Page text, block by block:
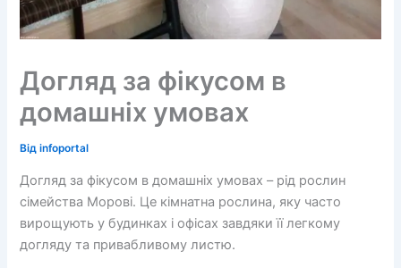
Догляд за фікусом в
домашніх умовах
Відinfoportal
Догляд за фікусом в домашніх умовах – рід рослин
сімейства Морові. Це кімнатна рослина, яку часто
вирощують у будинках і офісах завдяки її легкому
догляду та привабливому листю.